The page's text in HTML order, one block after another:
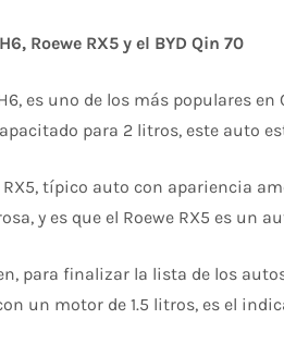
Roewe RX5 y el BYD Qin 70
es uno de los más populares
para 2 litros, este auto
RX5, típico auto con apariencia
y es que el Roewe RX5 es un
para finalizar la lista de los
un motor de 1.5 litros, es el